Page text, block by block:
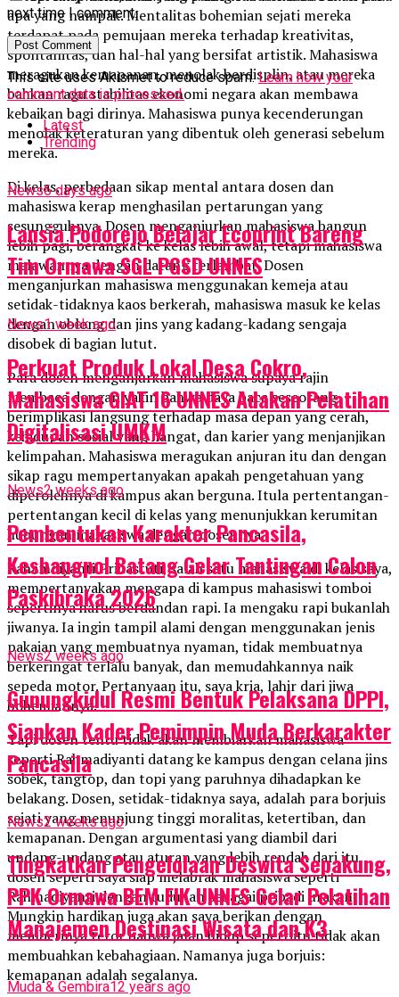
apa yang nampak. Mentalitas bohemian sejati mereka
terdapat pada pemujaan mereka terhadap kreativitas,
spontanitas, dan hal-hal yang bersifat artistik. Mahasiswa
meragukan kemapanan, menolak berdisplin, atau mereka
bahkan ragu stabilitas ekonomi negara akan membawa
kebaikan bagi dirinya. Mahasiswa punya kecenderungan
menolak keteraturan yang dibentuk oleh generasi sebelum
mereka.
Di kelas, perbedaan sikap mental antara dosen dan
mahasiswa kerap menghasilan pertarungan yang
sesungguhnya. Dosen menganjurkan mahasiswa bangun
lebih pagi, berangkat ke kelas lebih awal, tetapi mahasiswa
melawannya dengan datang terlambat. Dosen
menganjurkan mahasiswa menggunakan kemeja atau
setidak-tidaknya kaos berkerah, mahasiswa masuk ke kelas
dengan oblong dan jins yang kadang-kadang sengaja
disobek di bagian lutut.
Para dosen menganjurkan mahasiswa supaya rajin
membaca dengan yakin bahwa daya baca seseorang
berimplikasi langsung terhadap masa depan yang cerah,
kehidupan sosial yang hangat, dan karier yang menjanjikan
kelimpahan. Mahasiswa meragukan anjuran itu dan dengan
sikap ragu mempertanyakan apakah pengetahuan yang
diperolehnya di kampus akan berguna. Itula pertentangan-
pertentangan kecil di kelas yang menunjukkan kerumitan
hubungan mahasiswa dengan dosennya.
Rahamdiyanti Prihastuti, salah satu mahasiswa di kelas saya,
mempertanyakan mengapa di kampus mahasiswi tomboi
sepertinya harus berdandan rapi. Ia mengaku rapi bukanlah
jiwanya. Ia ingin tampil alami dengan menggunakan jenis
pakaian yang membuatnya nyaman, tidak membuatnya
berkeringat terlalu banyak, dan memudahkannya naik
sepeda motor. Pertanyaan itu, saya kria, lahir dari jiwa
bohemiannya.
Tapi dosen tentu tidak akan membiarkan mahasiswa
seperti Rahmadiyanti datang ke kampus dengan celana jins
sobek, tangtop, dan topi yang paruhnya dihadapkan ke
belakang. Dosen, setidak-tidaknya saya, adalah para borjuis
sejati yang menunjung tinggi moralitas, ketertiban, dan
kemapanan. Dengan argumentasi yang diambil dari
undang-undang atau aturan yang lebih rendah dari itu,
dosen seperti saya siap melabrak mahasiswa seperti
Rahmadiyanti dengan tuduhan sebagai pribadi urakan.
Mungkin hardikan juga akan saya berikan dengan
memberinya teror bahwa jalan hidup sepertiitu tidak akan
membuahkan kebahagiaan. Namanya juga borjuis:
kemapanan adalah segalanya.
next time I comment.
This site uses Akismet to reduce spam.Learn how your
comment data is processed.
Latest
Trending
News6 days ago
Lansia Podorejo Belajar Ecoprint Bareng
Tim Ormawa SGL PGSD UNNES
News1 week ago
Perkuat Produk Lokal Desa Cokro,
Mahasiswa GIAT 16 UNNES Adakan Pelatihan
Digitalisasi UMKM
News2 weeks ago
Pembentukan Karakter Pancasila,
Kesbangpol Batang Gelar Tantingan Calon
Paskibraka 2026
News2 weeks ago
Gunungkidul Resmi Bentuk Pelaksana DPPI,
Siapkan Kader Pemimpin Muda Berkarakter
Pancasila
News2 weeks ago
Tingkatkan Pengelolaan Deswita Sepakung,
PPK Ormawa BEM FIK UNNES Gelar Pelatihan
Manajemen Destinasi Wisata dan K3
Muda & Gembira12 years ago